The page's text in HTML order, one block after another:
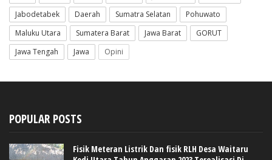
Jabodetabek
Daerah Sumatra Selatan
Pohuwato
Maluku Utara
Sumatera Barat Jawa Barat
GORUT
Jawa Tengah
Jawa Opini
POPULAR POSTS
Fisik Meteran Listrik Dan fisik RLH Desa Waitaru